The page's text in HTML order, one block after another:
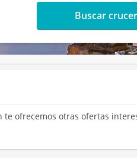
Buscar
ofrecemos otras ofertas